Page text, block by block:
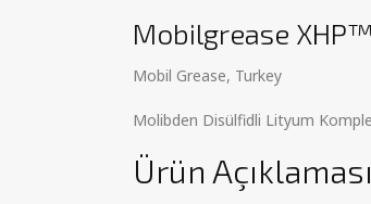
Mobilgrease
Mobil Grease, Turkey
Molibden Disülfidli Lityum
Ürün Açıklaması